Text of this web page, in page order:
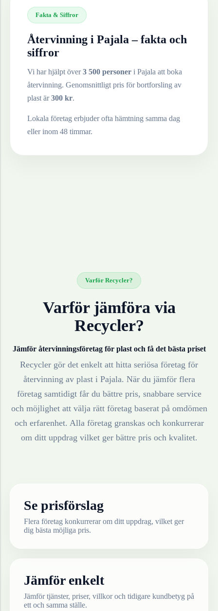
Fakta & Siffror
Återvinning i Pajala – fakta och
siffror
Vi har hjälpt över3 500 personer i Pajala att boka
återvinning. Genomsnittligt pris för bortforsling av
plast är300 kr.
Lokala företag erbjuder ofta hämtning samma dag
eller inom 48 timmar.
Varför Recycler?
Varför jämföra via
Recycler?
Jämför återvinningsföretag för plastoch få det bästa priset
Recycler gör det enkelt att hitta seriösa företag för
återvinning av plasti Pajala. När du jämför flera
företag samtidigt får du bättre pris, snabbare service
och möjlighet att välja rätt företag baserat på omdömen
och erfarenhet. Alla företag granskas och konkurrerar
om ditt uppdrag vilket ger bättre pris och kvalitet.
Se prisförslag
Flera företag konkurrerar om ditt uppdrag, vilket ger
dig bästa möjliga pris.
Jämför enkelt
Jämför tjänster, priser, villkor och tidigare kundbetyg på
ett och samma ställe.